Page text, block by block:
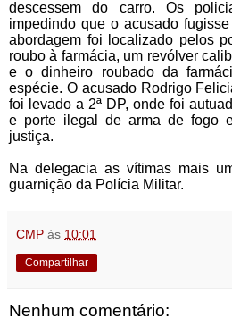
descessem do carro. Os
impedindo que o acusado
abordagem foi localizado pelos
roubo à farmácia, um revólver
e o dinheiro roubado da
espécie. O acusado Rodrigo
foi levado a 2ª DP, onde foi
e porte ilegal de arma de fogo
justiça.
Na delegacia as vítimas mais
guarnição da Polícia Militar.
CMP às 10:01
Compartilhar
Nenhum comentário: